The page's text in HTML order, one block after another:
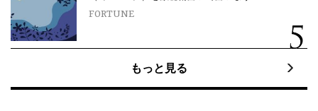
FORTUNE
もっと見る